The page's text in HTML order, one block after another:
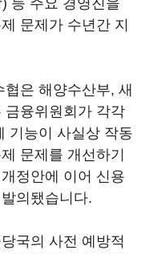
등 주요 경영진을
문제가 수년간 지
은 해양수산부, 새
금융위원회가 각각
기능이 사실상 작동
문제를 개선하기
정안에 이어 신용
의됐습니다.
국의 사전 예방적